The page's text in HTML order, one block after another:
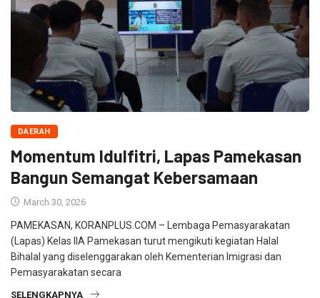
DAERAH
Momentum Idulfitri, Lapas Pamekasan
Bangun Semangat Kebersamaan
March 30, 2026
PAMEKASAN, KORANPLUS.COM – Lembaga Pemasyarakatan
(Lapas) Kelas IIA Pamekasan turut mengikuti kegiatan Halal
Bihalal yang diselenggarakan oleh Kementerian Imigrasi dan
Pemasyarakatan secara
SELENGKAPNYA